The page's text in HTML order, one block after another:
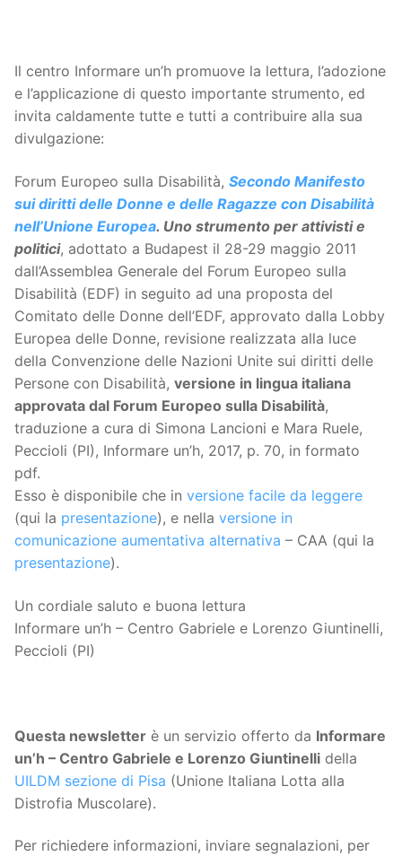
Il centro Informare un’h promuove la lettura, l’adozione
e l’applicazione di questo importante strumento, ed
invita caldamente tutte e tutti a contribuire alla sua
divulgazione:
Forum Europeo sulla Disabilità, Secondo Manifesto
sui diritti delle Donne e delle Ragazze con Disabilità
nell’Unione Europea. Uno strumento per attivisti e
politici, adottato a Budapest il 28-29 maggio 2011
dall’Assemblea Generale del Forum Europeo sulla
Disabilità (EDF) in seguito ad una proposta del
Comitato delle Donne dell’EDF, approvato dalla Lobby
Europea delle Donne, revisione realizzata alla luce
della Convenzione delle Nazioni Unite sui diritti delle
Persone con Disabilità, versione in lingua italiana
approvata dal Forum Europeo sulla Disabilità,
traduzione a cura di Simona Lancioni e Mara Ruele,
Peccioli (PI), Informare un’h, 2017, p. 70, in formato
pdf.
Esso è disponibile che in versione facile da leggere
(qui la presentazione), e nella versione in
comunicazione aumentativa alternativa – CAA (qui la
presentazione).
Un cordiale saluto e buona lettura
Informare un’h – Centro Gabriele e Lorenzo Giuntinelli,
Peccioli (PI)
Questa newsletter è un servizio offerto da Informare
un’h – Centro Gabriele e Lorenzo Giuntinelli della
UILDM sezione di Pisa (Unione Italiana Lotta alla
Distrofia Muscolare).
Per richiedere informazioni, inviare segnalazioni, per